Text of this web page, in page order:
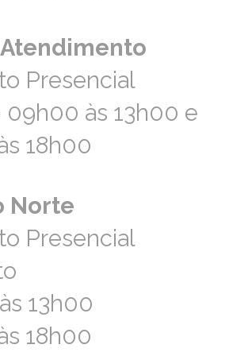
Presencial
09h00 às 13h00 e
18h00
Presencial
09h00 às 13h00 e
18h00
Norte
Presencial
13h00
18h00
Norte
Presencial
13h00
18h00